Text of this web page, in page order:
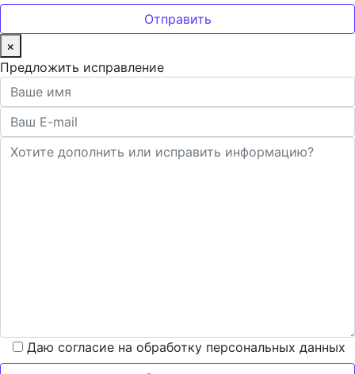
×
Предложить исправление
Даю согласие на обработку персональных данных